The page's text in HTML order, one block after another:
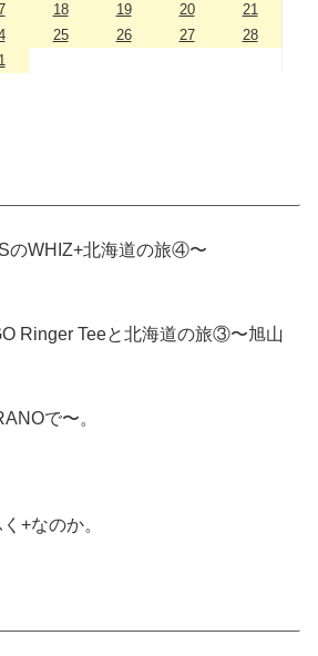
18 19 20
21
25 26 27
28
のWHIZ+北海道の旅④〜
Ringer Teeと北海道の旅③〜旭山
で〜。
+なのか。